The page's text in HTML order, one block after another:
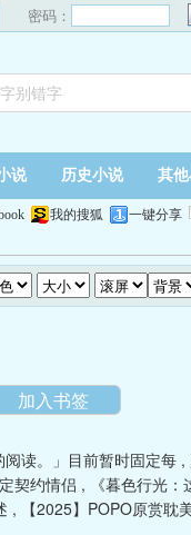
密码：
说 历史小说 其
我的搜狐 一键分享
加入书签
读。」目前暂时固定每 ,
契约情侣 ,
《暮色行光
, 【2025】POPO原赏耽